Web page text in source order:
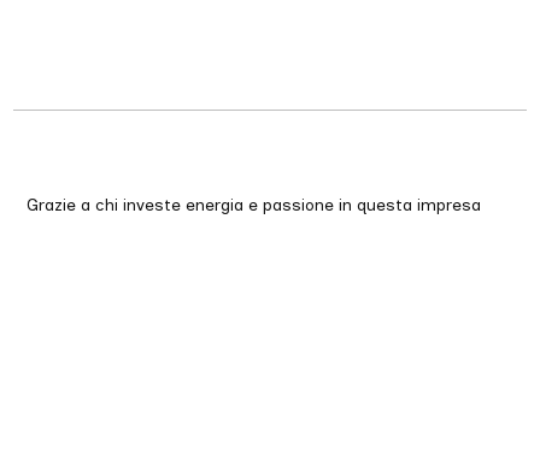
Grazie a chi investe energia e passione in questa impresa